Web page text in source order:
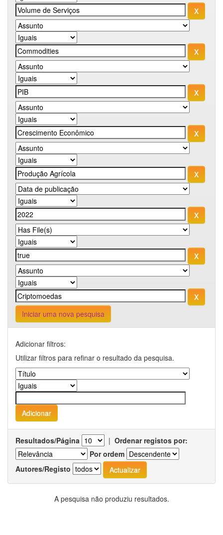
Iniciar uma nova pesquisa
Adicionar filtros:
Utilizar filtros para refinar o resultado da pesquisa.
Resultados/Página | Ordenar registos por:
Por ordem
Autores/Registo
A pesquisa não produziu resultados.